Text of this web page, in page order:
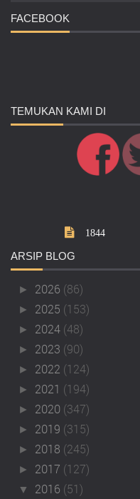
FACEBOOK
TEMUKAN KAMI DI
1844
ARSIP BLOG
► 2026 (86)
► 2025 (153)
► 2024 (48)
► 2023 (90)
► 2022 (124)
► 2021 (194)
► 2020 (347)
► 2019 (315)
► 2018 (245)
► 2017 (127)
▼ 2016 (51)